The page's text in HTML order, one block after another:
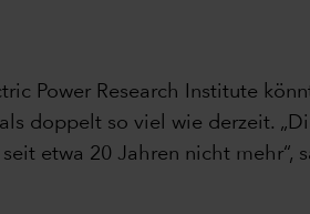
Power Research Institute
doppelt so viel wie derzeit.
etwa 20 Jahren nicht mehr“,